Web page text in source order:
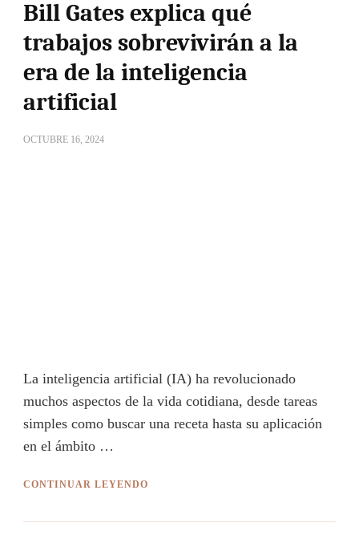
Bill Gates explica qué
trabajos sobrevivirán a la
era de la inteligencia
artificial
OCTUBRE 16, 2024
La inteligencia artificial (IA) ha revolucionado
muchos aspectos de la vida cotidiana, desde tareas
simples como buscar una receta hasta su aplicación
en el ámbito …
CONTINUAR LEYENDO